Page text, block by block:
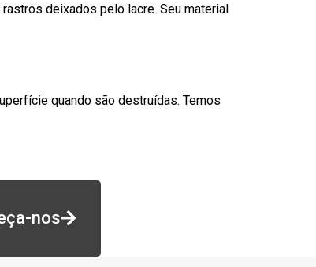
deixados pelo lacre. Seu material
quando são destruídas. Temos
nos